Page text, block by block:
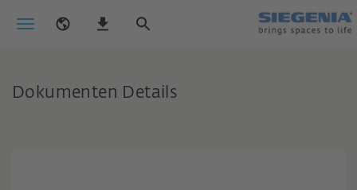
Dokumenten Details